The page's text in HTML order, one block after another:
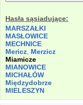
Hasła sąsiadujące:
MARSZAŁKI
MASŁOWICE
MECHNICE
Mericz Merzicz
Miamicze
MIANOWICE
MICHAŁÓW
Międzydobrze
MIELESZYN